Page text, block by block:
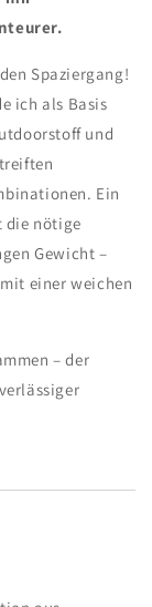
Spaziergang!
ich als Basis
und
Ein
die nötige
Gewicht –
einer weichen
– der